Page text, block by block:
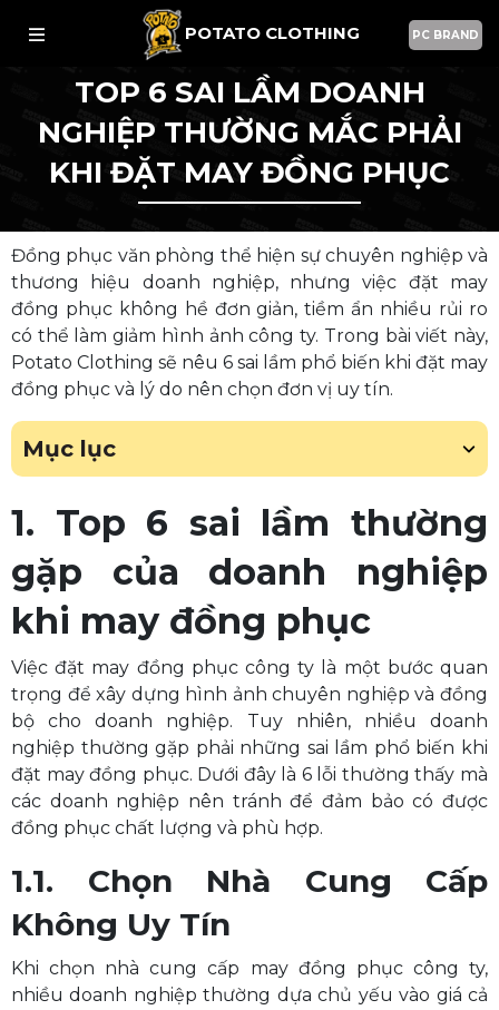
POTATO CLOTHING PC BRAND
TOP 6 SAI LẦM DOANH
NGHIỆP THƯỜNG MẮC PHẢI
KHI ĐẶT MAY ĐỒNG PHỤC
Đồng phục văn phòng thể hiện sự chuyên nghiệp và
thương hiệu doanh nghiệp, nhưng việc đặt may
đồng phục không hề đơn giản, tiềm ẩn nhiều rủi ro
có thể làm giảm hình ảnh công ty. Trong bài viết này,
Potato Clothing sẽ nêu 6 sai lầm phổ biến khi đặt may
đồng phục và lý do nên chọn đơn vị uy tín.
Mục lục
1. Top 6 sai lầm thường
gặp của doanh nghiệp
khi may đồng phục
Việc đặt may đồng phục công ty là một bước quan
trọng để xây dựng hình ảnh chuyên nghiệp và đồng
bộ cho doanh nghiệp. Tuy nhiên, nhiều doanh
nghiệp thường gặp phải những sai lầm phổ biến khi
đặt may đồng phục. Dưới đây là 6 lỗi thường thấy mà
các doanh nghiệp nên tránh để đảm bảo có được
đồng phục chất lượng và phù hợp.
1.1. Chọn Nhà Cung Cấp
Không Uy Tín
Khi chọn nhà cung cấp may đồng phục công ty,
nhiều doanh nghiệp thường dựa chủ yếu vào giá cả